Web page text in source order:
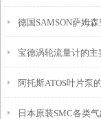
技术推广
德国SAMSON萨姆
说明书
宝德涡轮流量计的
些？
阿托斯ATOS叶片泵
日本原装SMC各类